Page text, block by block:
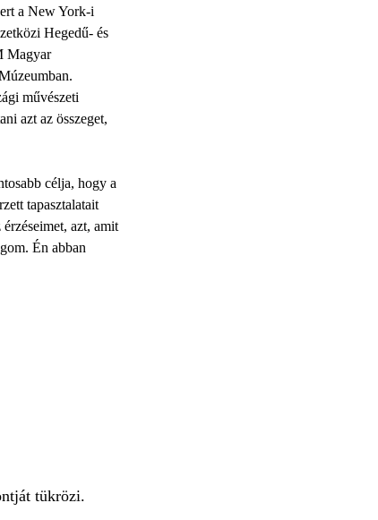
a New York-i
Hegedű- és
Magyar
művészeti
azt az összeget,
célja, hogy a
tapasztalatait
azt, amit
Én abban
tükrözi.